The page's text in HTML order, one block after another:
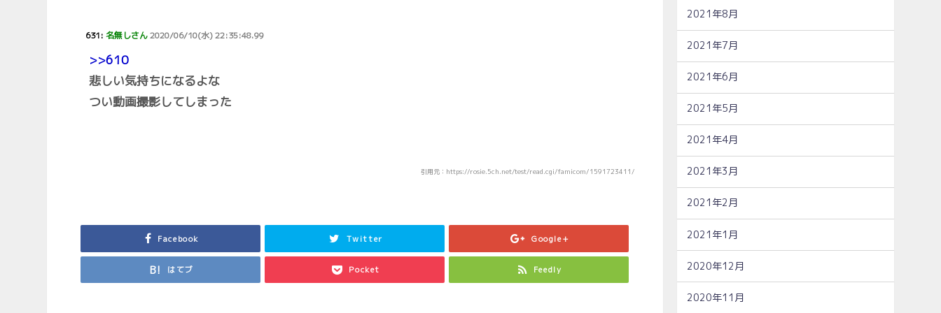
631:名無しさん2020/06/10(水) 22:35:48.99
>>610
悲しい気持ちになるよな
つい動画撮影してしまった
引用元：https://rosie.5ch.net/test/read.cgi/famicom/1591723411/
Facebook Twitter Google+
はてブ Pocket Feedly
2021年8月
2021年7月
2021年6月
2021年5月
2021年4月
2021年3月
2021年2月
2021年1月
2020年12月
2020年11月